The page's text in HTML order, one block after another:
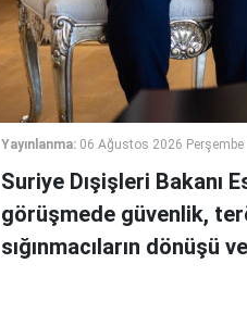
Yayınlanma: 06 Ağustos 2026 Perşembe
Suriye Dışişleri Bakanı
görüşmede güvenlik,
sığınmacıların dönüşü